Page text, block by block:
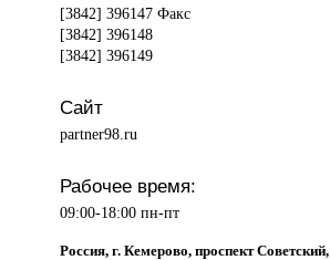
[3842] 396147 Факс
[3842] 396148
[3842] 396149
Сайт
partner98.ru
Рабочее время:
09:00-18:00 пн-пт
Россия, г. Кемерово, проспект